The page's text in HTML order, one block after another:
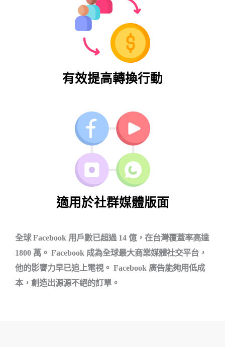
有效提高轉換行動
適用於社群媒體版面
全球 Facebook 用戶數已超過 14 億，在台灣覆蓋率高達
1800 萬。 Facebook 成為全球最大商業媒體社交平台，
他的影響力早已追上電視。 Facebook 廣告能夠用低成
本，創造出源源不絕的訂單。